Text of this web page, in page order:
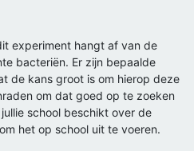
experiment hangt af van de
bacteriën. Er zijn bepaalde
de kans groot is om hierop deze
om dat goed op te zoeken
school beschikt over de
het op school uit te voeren.